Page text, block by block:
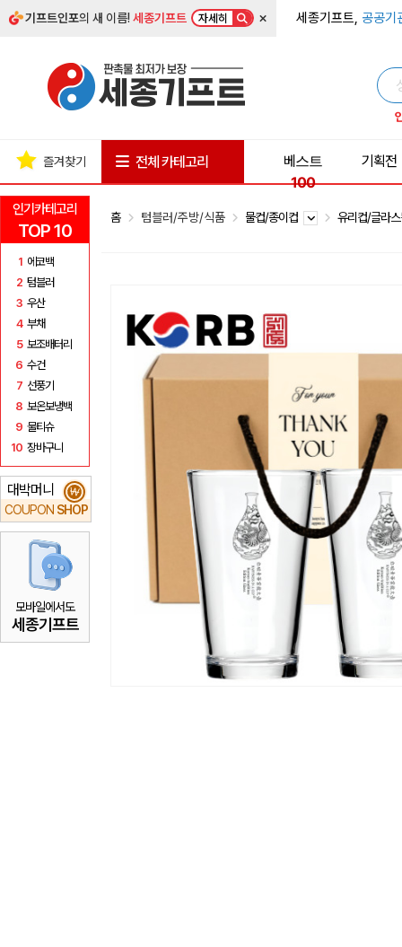
기프트인포의 새 이름!세종기프트 자세히 × 세종기프트, 공공기
인기카테고리
TOP 10
1 에코백
2 텀블러
3 우산
4 부채
5 보조배터리
6 수건
7 선풍기
8 보온보냉백
9 물티슈
10 장바구니
대박머니
COUPON SHOP
₩
모바일에서도
세종기프트
즐겨찾기 전체 카테고리
베스트
100
기획전
홈 텀블러/주방/식품 물컵/종이컵 유리컵/글라